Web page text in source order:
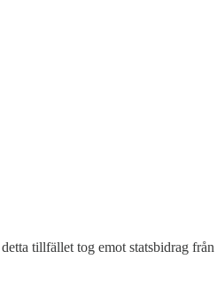
tillfället tog emot statsbidrag från